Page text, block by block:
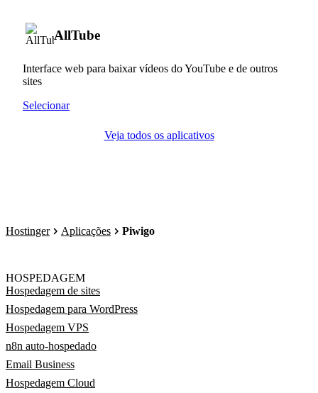
AllTube
Interface web para baixar vídeos do YouTube e de outros
sites
Selecionar
Veja todos os aplicativos
Hostinger Aplicações Piwigo
HOSPEDAGEM
Hospedagem de sites
Hospedagem para WordPress
Hospedagem VPS
n8n auto-hospedado
Email Business
Hospedagem Cloud